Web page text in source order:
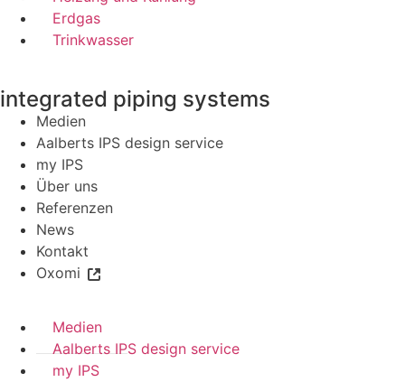
Erdgas
Trinkwasser
integrated piping systems
Medien
Aalberts IPS design service
my IPS
Über uns
Referenzen
News
Kontakt
Oxomi
Medien
Aalberts IPS design service
my IPS